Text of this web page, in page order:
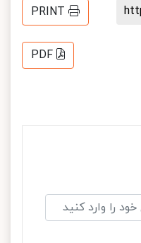
PRINT
PDF